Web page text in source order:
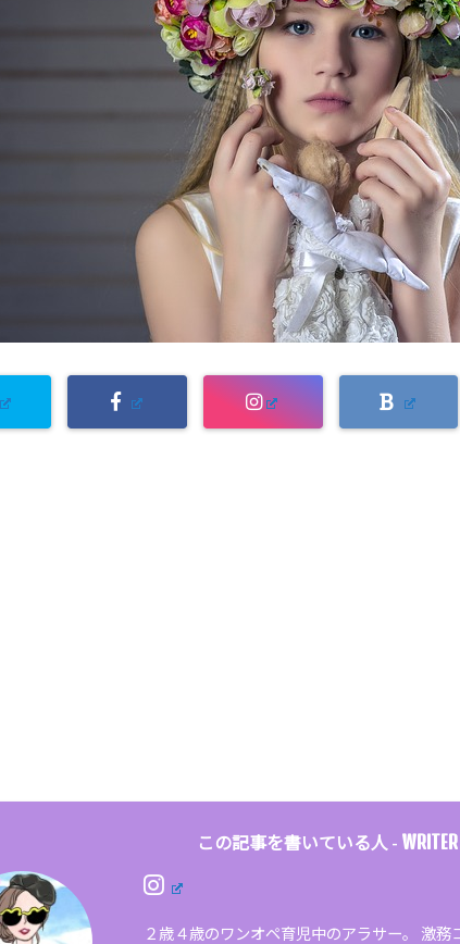
この記事を書いている人 - WRITER
２歳４歳のワンオペ育児中のアラサー。 激